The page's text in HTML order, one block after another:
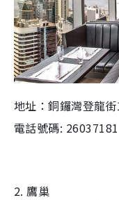
地址：銅鑼灣登龍
電話號碼: 26037181
2. 鷹巢